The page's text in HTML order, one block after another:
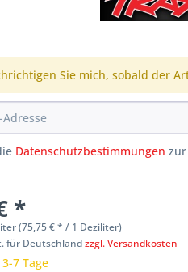
Sie mich, sobald der
Datenschutzbestimmungen
*
(75,75 € * / 1 Deziliter)
für Deutschlandzzgl. Versandkosten
7 Tage